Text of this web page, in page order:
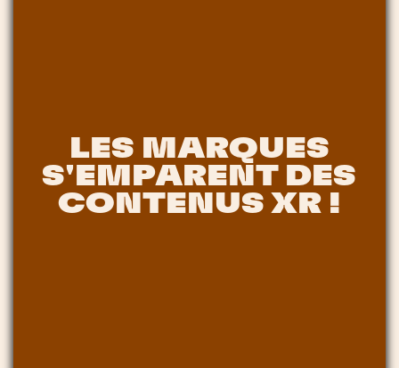
LES MARQUES
S'EMPARENT DES
CONTENUS XR !